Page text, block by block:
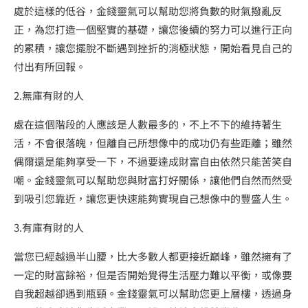
處於這樣的低谷，金錢靈氣可以幫助您將負數的財氣撥亂反
正，為您打造一個堅實的基礎，讓您後續的努力可以進行正向
的累積，讓您擺脫不斷遇到挫折的消極狀態，開始看見自己的
付出有所回報。
2.無庫有財的人
處在這個階段的人應該是人數最多的，不上不下的維持著生
活，不會很落魄，但離自己所想像中的成功仍有些距離；雖然
偶爾還是能夠享受一下，不過要達成財富自由依然只能苦笑自
嘲。金錢靈氣可以幫助您與財富打好關係，讓他們自然而然受
到吸引您靠近，讓您更快速能夠實現自己想像中的豐盛人生。
3.有庫有財的人
當您已經越過半山腰，比大多數人都更接近巔峰，雖然擁有了
一定的財富餘裕，但是否開始覺得生活壓力難以平衡，或像要
自我超越卻遇到瓶頸。金錢靈氣可以幫助您更上層樓，透過身